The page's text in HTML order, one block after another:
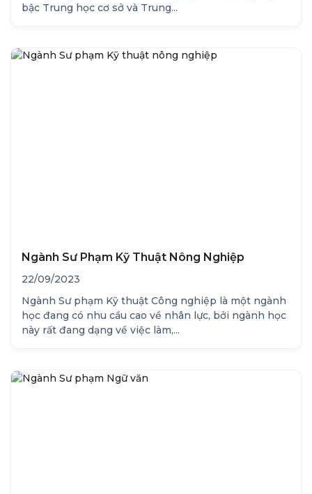
bậc Trung học cơ sở và Trung...
Ngành Sư Phạm Kỹ Thuật Nông Nghiệp
22/09/2023
Ngành Sư phạm Kỹ thuật Công nghiệp là một ngành
học đang có nhu cầu cao về nhân lực, bởi ngành học
này rất đang dạng về việc làm,...